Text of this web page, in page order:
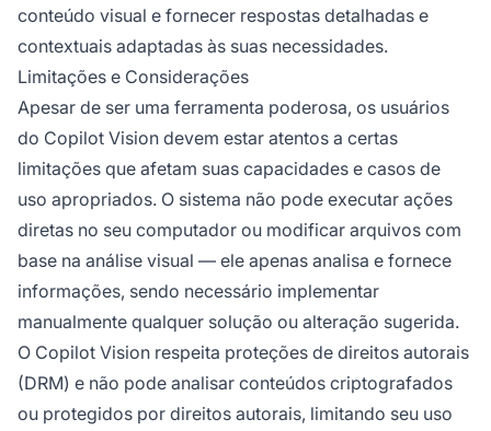
conteúdo visual e fornecer respostas detalhadas e
contextuais adaptadas às suas necessidades.
Limitações e Considerações
Apesar de ser uma ferramenta poderosa, os usuários
do Copilot Vision devem estar atentos a certas
limitações que afetam suas capacidades e casos de
uso apropriados. O sistema não pode executar ações
diretas no seu computador ou modificar arquivos com
base na análise visual — ele apenas analisa e fornece
informações, sendo necessário implementar
manualmente qualquer solução ou alteração sugerida.
O Copilot Vision respeita proteções de direitos autorais
(DRM) e não pode analisar conteúdos criptografados
ou protegidos por direitos autorais, limitando seu uso